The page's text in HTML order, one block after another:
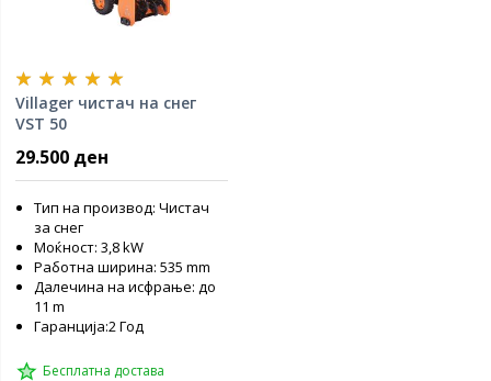
Villager чистач на снег
VST 50
29.500 ден
Тип на производ: Чистач
за снег
Моќност: 3,8 kW
Работна ширина: 535 mm
Далечина на исфрање: до
11 m
Гаранција:2 Год
Бесплатна достава